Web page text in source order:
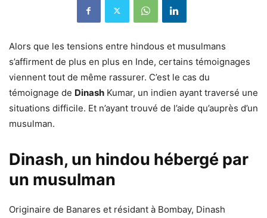
Alors que les tensions entre hindous et musulmans
s’affirment de plus en plus en Inde, certains témoignages
viennent tout de même rassurer. C’est le cas du
témoignage de Dinash Kumar, un indien ayant traversé une
situations difficile. Et n’ayant trouvé de l’aide qu’auprès d’un
musulman.
Dinash, un hindou hébergé par
un musulman
Originaire de Banares et résidant à Bombay, Dinash